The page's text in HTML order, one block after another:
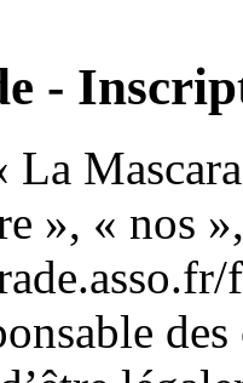
-
La
», « nos